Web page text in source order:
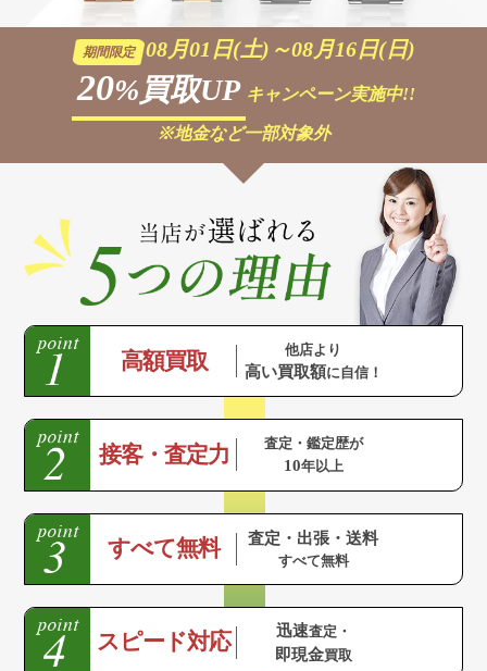
期間限定 08月01日(土)～08月16日(日)
20%買取UP キャンペーン実施中!!
※地金など一部対象外
高額買取 他店より
高い買取額に自信！
接客・査定力 査定・鑑定歴が
10年以上
すべて無料 査定・出張・送料
すべて無料
スピード対応 迅速査定・
即現金買取